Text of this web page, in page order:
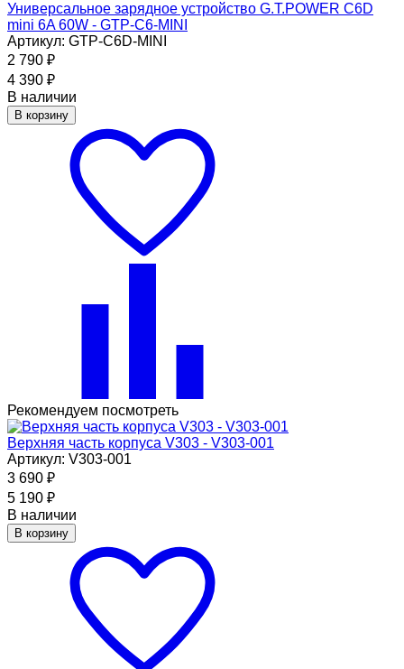
Универсальное зарядное устройство G.T.POWER C6D
mini 6A 60W - GTP-C6-MINI
Артикул: GTP-C6D-MINI
2 790 ₽
4 390 ₽
В наличии
В корзину
Рекомендуем посмотреть
Верхняя часть корпуса V303 - V303-001
Артикул: V303-001
3 690 ₽
5 190 ₽
В наличии
В корзину